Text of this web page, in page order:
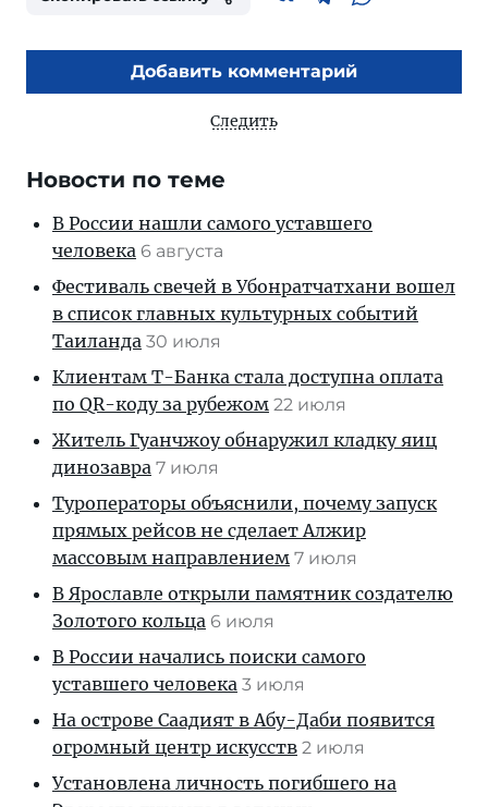
Добавить комментарий
Следить
Новости по теме
В России нашли самого уставшего
человека 6 августа
Фестиваль свечей в Убонратчатхани вошел
в список главных культурных событий
Таиланда 30 июля
Клиентам T-Банка стала доступна оплата
по QR-коду за рубежом 22 июля
Житель Гуанчжоу обнаружил кладку яиц
динозавра 7 июля
Туроператоры объяснили, почему запуск
прямых рейсов не сделает Алжир
массовым направлением 7 июля
В Ярославле открыли памятник создателю
Золотого кольца 6 июля
В России начались поиски самого
уставшего человека 3 июля
На острове Саадият в Абу-Даби появится
огромный центр искусств 2 июля
Установлена личность погибшего на